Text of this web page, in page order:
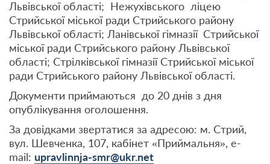
Львівської області; Нежухівського ліцею
Стрийської міської ради Стрийського району
Львівської області; Ланівської гімназії Стрийської
міської ради Стрийського району Львівської
області; Стрілківської гімназії Стрийської міської
ради Стрийського району Львівської області.
Документи приймаються до 20 днів з дня
опублікування оголошення.
За довідками звертатися за адресою: м. Стрий,
вул. Шевченка, 107, кабінет «Приймальня», e-
mail: upravlinnja-smr@ukr.net